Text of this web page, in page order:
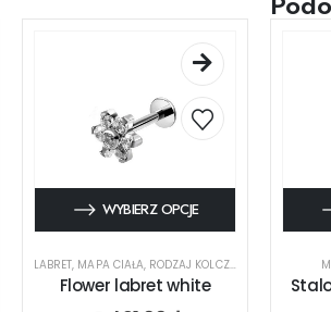
,UCHO, USTA
WYBIERZ OPCJE
LABRET, MAPA CIAŁA, RODZAJ KOLCZYKA
Flower labret white